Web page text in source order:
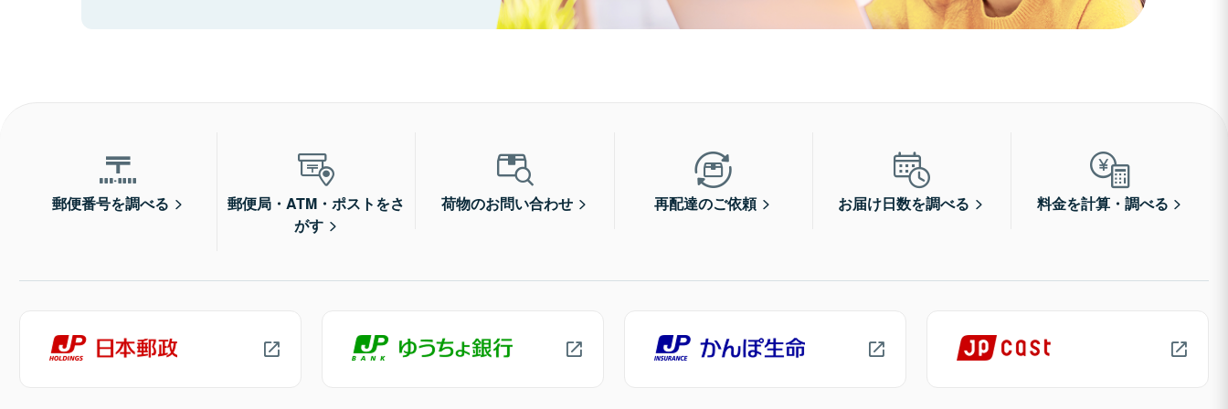
郵便番号を調べる
郵便局・ATM・ポストをさ
がす
荷物のお問い合わせ 再配達のご依頼 お届け日数を調べる 料金を計算・調べる